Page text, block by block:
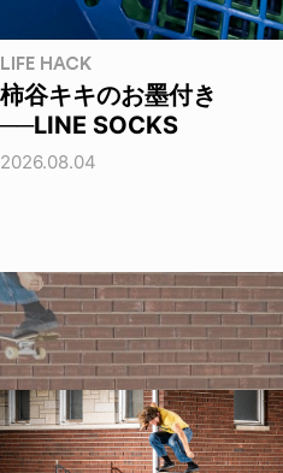
LIFE HACK
柿谷キキのお墨付き
──LINE SOCKS
2026.08.04